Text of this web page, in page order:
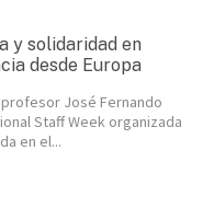
y solidaridad en
desde Europa
profesor José Fernando
Staff Week organizada
en el...